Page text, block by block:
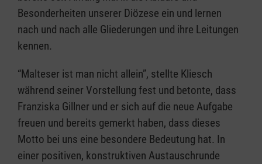
Besonderheiten unserer Diözese ein und lernen
nach und nach alle Gliederungen und ihre Leitungen
kennen.
“Malteser ist man nicht allein”, stellte Kliesch
während seiner Vorstellung fest und betonte, dass
Franziska Gillner und er sich auf die neue Aufgabe
freuen und bereits gemerkt haben, dass dieses
Motto bei uns eine besondere Bedeutung hat. In
einer positiven, konstruktiven Austauschrunde